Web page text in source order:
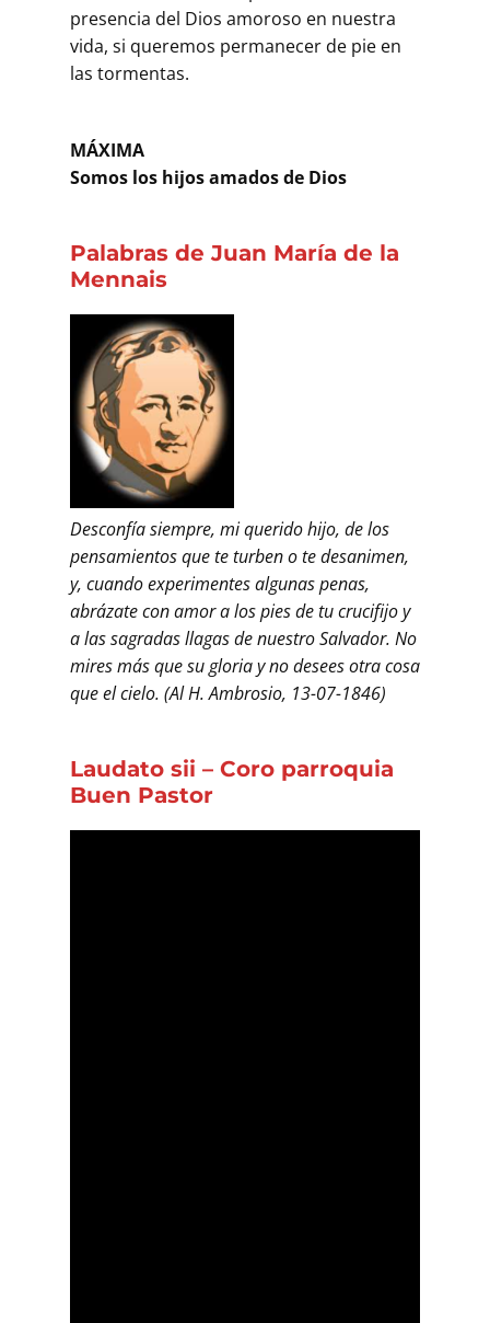
presencia del Dios amoroso en nuestra
vida, si queremos permanecer de pie en
las tormentas.
MÁXIMA
Somos los hijos amados de Dios
Palabras de Juan María de la
Mennais
Desconfía siempre, mi querido hijo, de los
pensamientos que te turben o te desanimen,
y, cuando experimentes algunas penas,
abrázate con amor a los pies de tu crucifijo y
a las sagradas llagas de nuestro Salvador. No
mires más que su gloria y no desees otra cosa
que el cielo. (Al H. Ambrosio, 13-07-1846)
Laudato sii – Coro parroquia
Buen Pastor